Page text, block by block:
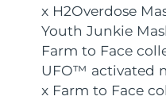
x H2Overdose
Youth Junkie
Farm to Face
UFO™ activated
x Farm to Face